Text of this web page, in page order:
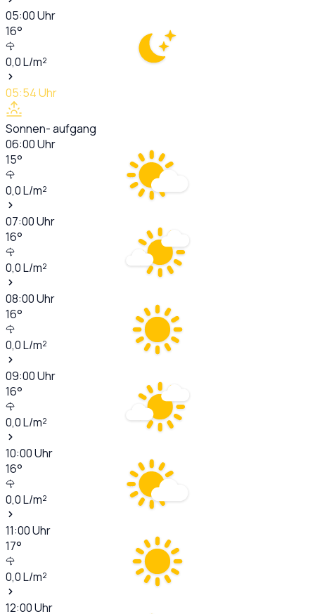
05:00Uhr
16°
0,0L/m²
05:54Uhr
Sonnen- aufgang
06:00Uhr
15°
0,0L/m²
07:00Uhr
16°
0,0L/m²
08:00Uhr
16°
0,0L/m²
09:00Uhr
16°
0,0L/m²
10:00Uhr
16°
0,0L/m²
11:00Uhr
17°
0,0L/m²
12:00Uhr